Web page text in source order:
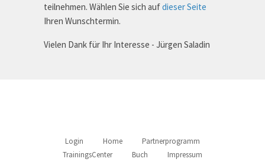
teilnehmen. Wählen Sie sich aufdieser Seite
Ihren Wunschtermin.
Vielen Dank für Ihr Interesse - Jürgen Saladin
Login Home
Partnerprogramm
TrainingsCenter
Buch Impressum